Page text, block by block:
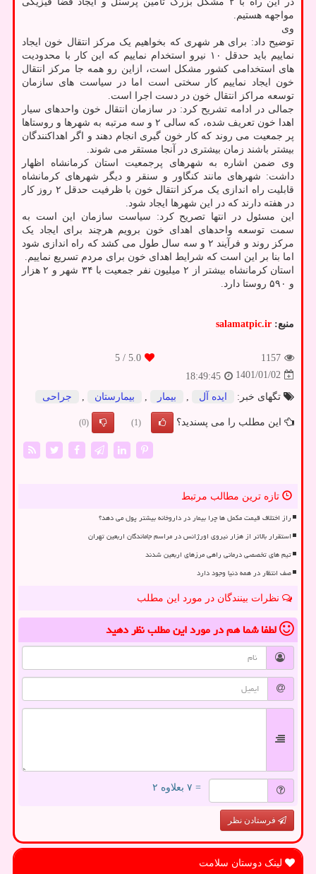
مواجهه هستیم.
وی
توضیح داد: برای هر شهری که بخواهیم یک مرکز انتقال خون ایجاد
نماییم باید حدقل ۱۰ نیرو استخدام نماییم که این کار با محدودیت
های استخدامی کشور مشکل است، ازاین رو همه جا مرکز انتقال
خون ایجاد نماییم کار سختی است اما در سیاست های سازمان
توسعه مراکز انتقال خون در دست اجرا است.
جمالی در ادامه تشریح کرد: در سازمان انتقال خون واحدهای سیار
اهدا خون تعریف شده، که سالی ۲ و سه مرتبه به شهرها و روستاها
پر جمعیت می روند که کار خون گیری انجام دهند و اگر اهداکنندگان
بیشتر باشند زمان بیشتری در آنجا مستقر می شوند.
وی ضمن اشاره به شهرهای پرجمعیت استان کرمانشاه اظهار
داشت: شهرهای مانند کنگاور و سنقر و دیگر شهرهای کرمانشاه
قابلیت راه اندازی یک مرکز انتقال خون با ظرفیت حدقل ۲ روز کار
در هفته دارند که در این شهرها ایجاد شود.
این مسئول در انتها تصریح کرد: سیاست سازمان این است به
سمت توسعه واحدهای اهدای خون برویم هرچند برای ایجاد یک
مرکز روند و فرآیند ۲ و سه سال طول می کشد که راه اندازی شود
اما بنا بر این است که شرایط اهدای خون برای مردم تسریع نماییم.
استان کرمانشاه بیشتر از ۲ میلیون نفر جمعیت با ۳۴ شهر و ۲ هزار
و ۵۹۰ روستا دارد.
منبع: salamatpic.ir
1157
5.0
/ 5
1401/01/02
18:49:45
تگهای خبر:
ایده آل بیمار بیمارستان جراحی
این مطلب را می پسندید؟ (1)
(0)
تازه ترین مطالب مرتبط
راز اختلاف قیمت مکمل ها چرا بیمار در داروخانه بیشتر پول می دهد؟
استقرار بالاتر از هزار نیروی اورژانس در مراسم جاماندگان اربعین تهران
تیم های تخصصی درمانی راهی مرزهای اربعین شدند
صف انتظار در همه دنیا وجود دارد
نظرات بینندگان در مورد این مطلب
لطفا شما همدر مورد این مطلبنظر دهید
= ۷ بعلاوه ۲
فرستادن نظر
لینک دوستان سلامت